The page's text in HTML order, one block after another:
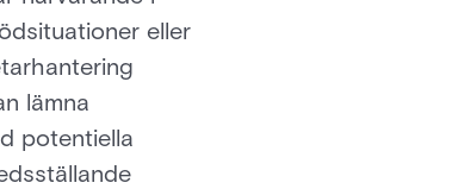
eller
lämna
potentiella